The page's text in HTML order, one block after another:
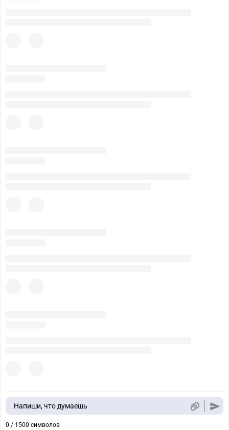
Напиши, что думаешь
0 / 1500 символов